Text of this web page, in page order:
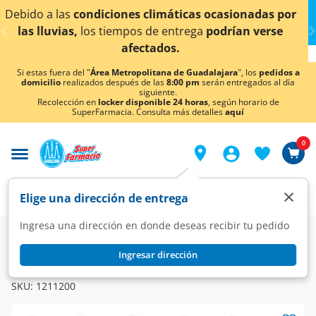
< div class="carousel-inner">
por
verse
¡Ahora también en Aguascalientes!
conocer detalles.
Si estas fuera del "Área Metropolitana de Guadalajara", los pedidos a
domicilio realizados después de las8:00 pm serán entregados al día
siguiente.
Recolección en locker disponible 24 horas, según horario de
SuperFarmacia. Consulta más detallesaquí
Elige una dirección de entrega
Ingresa una dirección en donde deseas recibir tu pedido
Ingresar dirección
×
0
Farmacia Medicina Antibióticos Antibióticos
Amoxicilina 500mg/5ml, Suspensión 75 ml Pharmalife.
SKU: 1211200